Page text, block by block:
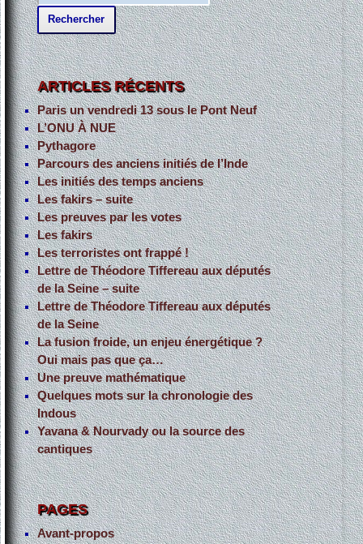
e
c
h
e
r
c
h
e
r
:
ARTICLES RÉCENTS
Paris un vendredi 13 sous le Pont Neuf
L’ONU À NUE
Pythagore
Parcours des anciens initiés de l’Inde
Les initiés des temps anciens
Les fakirs – suite
Les preuves par les votes
Les fakirs
Les terroristes ont frappé !
Lettre de Théodore Tiffereau aux députés
de la Seine – suite
Lettre de Théodore Tiffereau aux députés
de la Seine
La fusion froide, un enjeu énergétique ?
Oui mais pas que ça…
Une preuve mathématique
Quelques mots sur la chronologie des
Indous
Yavana & Nourvady ou la source des
cantiques
PAGES
Avant-propos